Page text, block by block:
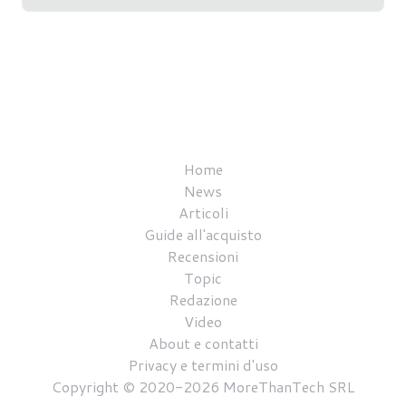
Home
News
Articoli
Guide all'acquisto
Recensioni
Topic
Redazione
Video
About e contatti
Privacy e termini d'uso
Copyright © 2020-2026 MoreThanTech SRL